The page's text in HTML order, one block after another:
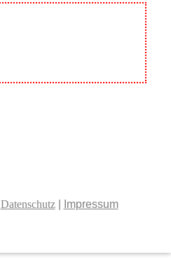
Datenschutz| Impressum